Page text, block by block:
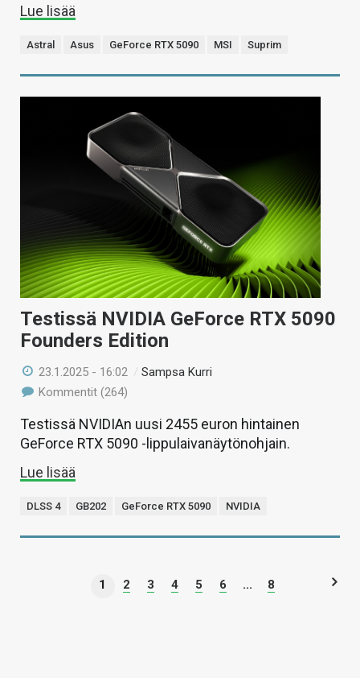
Lue lisää
Astral Asus GeForce RTX 5090 MSI Suprim
Testissä NVIDIA GeForce RTX 5090
Founders Edition
23.1.2025 - 16:02 /Sampsa Kurri
Kommentit (264)
Testissä NVIDIAn uusi 2455 euron hintainen
GeForce RTX 5090 -lippulaivanäytönohjain.
Lue lisää
DLSS 4 GB202 GeForce RTX 5090 NVIDIA
1 2 3 4 5 6 ... 8